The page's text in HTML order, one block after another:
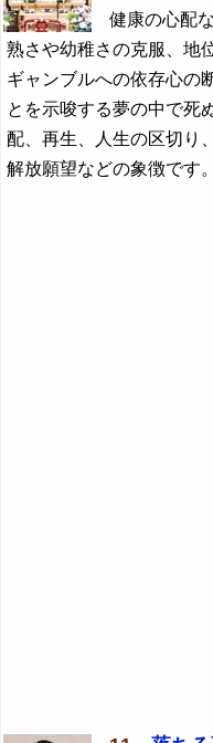
健康の心配
熟さや幼稚さの克服、地
ギャンブルへの依存心の
とを示唆する夢の中で死
配、再生、人生の区切り
解放願望などの象徴です。